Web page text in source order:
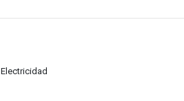
Electricidad